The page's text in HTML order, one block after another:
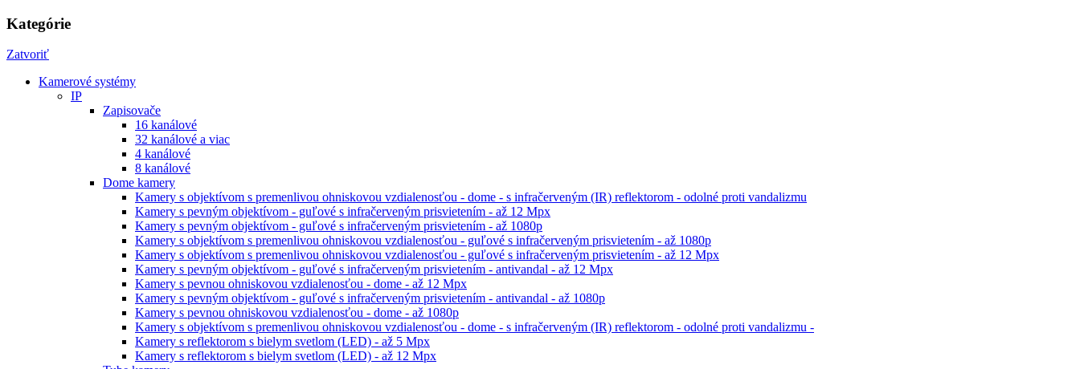
Kategórie
Zatvoriť
Kamerové systémy
IP
Zapisovače
16 kanálové
32 kanálové a viac
4 kanálové
8 kanálové
Dome kamery
Kamery s objektívom s premenlivou ohniskovou vzdialenosťou - dome - s infračerveným (IR) reflektorom - odolné proti vandalizmu
Kamery s pevným objektívom - guľové s infračerveným prisvietením - až 12 Mpx
Kamery s pevným objektívom - guľové s infračerveným prisvietením - až 1080p
Kamery s objektívom s premenlivou ohniskovou vzdialenosťou - guľové s infračerveným prisvietením - až 1080p
Kamery s objektívom s premenlivou ohniskovou vzdialenosťou - guľové s infračerveným prisvietením - až 12 Mpx
Kamery s pevným objektívom - guľové s infračerveným prisvietením - antivandal - až 12 Mpx
Kamery s pevnou ohniskovou vzdialenosťou - dome - až 12 Mpx
Kamery s pevným objektívom - guľové s infračerveným prisvietením - antivandal - až 1080p
Kamery s pevnou ohniskovou vzdialenosťou - dome - až 1080p
Kamery s objektívom s premenlivou ohniskovou vzdialenosťou - dome - s infračerveným (IR) reflektorom - odolné proti vandalizmu -
Kamery s reflektorom s bielym svetlom (LED) - až 5 Mpx
Kamery s reflektorom s bielym svetlom (LED) - až 12 Mpx